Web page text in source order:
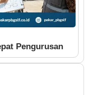
Pengurusan